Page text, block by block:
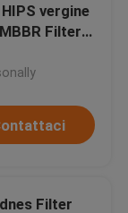
vergine
Filter
Filter